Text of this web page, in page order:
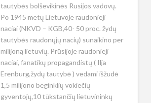
tautybės bolševikinės Rusijos vadovų.
Po 1945 metų Lietuvoje raudonieji
naciai (NKVD – KGB,40- 50 proc. žydų
tautybės raudonųjų nacių) sunaikino per
milijoną lietuvių. Prūsijoje raudonieji
naciai, fanatikų propagandistų ( Ilja
Erenburg,žydų tautybė ) vedami išžudė
1,5 milijono beginklių vokiečių
gyventojų,10 tūkstančių lietuvininkų